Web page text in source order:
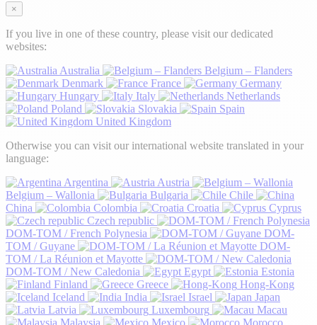
×
If you live in one of these country, please visit our dedicated
websites:
Australia
Belgium – Flanders
Denmark
France
Germany
Hungary
Italy
Netherlands
Poland
Slovakia
Spain
United Kingdom
Otherwise you can visit our international website translated in your
language:
Argentina
Austria
Belgium – Wallonia
Bulgaria
Chile
China
Colombia Croatia
Cyprus
Czech republic
DOM-TOM / French Polynesia
DOM-
TOM / Guyane
DOM-
TOM / La Réunion et Mayotte
DOM-TOM / New Caledonia
Egypt
Estonia
Finland
Greece
Hong-Kong
Iceland
India Israel
Japan
Latvia
Luxembourg
Macau
Malaysia
Mexico Morocco